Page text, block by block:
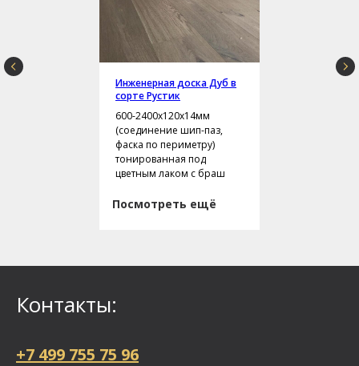
Инженерная доска Дуб в
сорте Рустик
600-2400х120х14мм
(соединение шип-паз,
фаска по периметру)
тонированная под
цветным лаком с браш
Посмотреть ещё
Контакты:
+7 499 755 75 96